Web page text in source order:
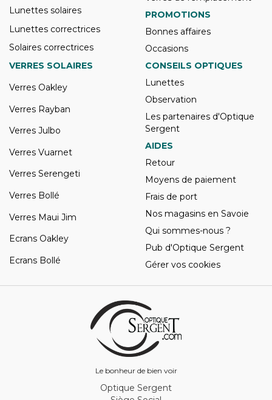
Le bonheur de bien voir
Lunettes solaires
Lunettes correctrices
Solaires correctrices
PROMOTIONS
Bonnes affaires
Occasions
VERRES SOLAIRES
Verres Oakley
Verres Rayban
Verres Julbo
Verres Vuarnet
Verres Serengeti
Verres Bollé
Verres Maui Jim
Ecrans Oakley
Ecrans Bollé
CONSEILS OPTIQUES
Lunettes
Observation
Les partenaires d'Optique
Sergent
AIDES
Retour
Moyens de paiement
Frais de port
Nos magasins en Savoie
Qui sommes-nous ?
Pub d'Optique Sergent
Gérer vos cookies
Optique Sergent